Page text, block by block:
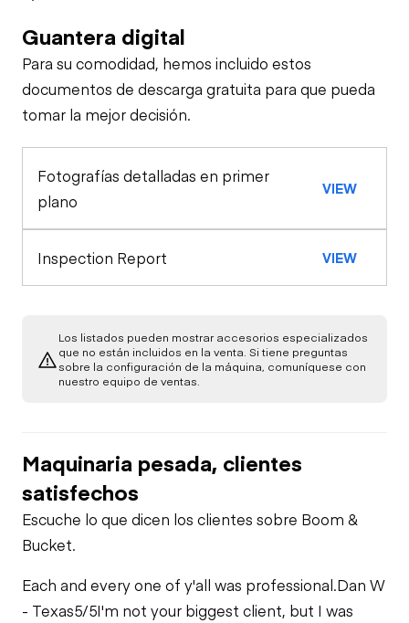
Safety
Seat Belts
Safety Lock
Out/Stop
General Appearance
Exterior Lights
Control Station
Warning Lights
Gauges
Air Conditioner
Heater
Engine
Oil Leaks
Cooling System
Leaks
Drivetrain
Limited Function
Check (Drivetrain-
Chassis
System
Drill Rod Loading
Air Compressor
Hydraulics
Guantera digital
Para su comodidad, hemos incluido estos
documentos de descarga gratuita para que pueda
tomar la mejor decisión.
Fotografías detalladas en primer
plano
VIEW
Inspection Report VIEW
Los listados pueden mostrar accesorios especializados
que no están incluidos en la venta. Si tiene preguntas
sobre la configuración de la máquina, comuníquese con
nuestro equipo de ventas.
Maquinaria pesada, clientes
satisfechos
Escuche lo que dicen los clientes sobre Boom &
Bucket.
Each and every one of y'all was professional.Dan W
- Texas5/5I'm not your biggest client, but I was